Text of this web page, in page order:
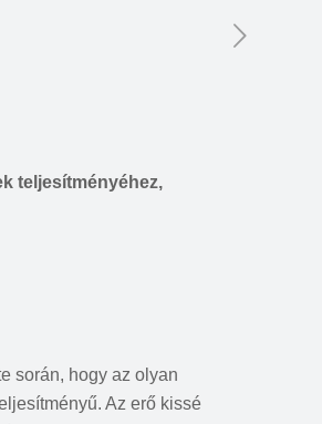
teljesítményéhez,
során, hogy az olyan
Az erő kissé